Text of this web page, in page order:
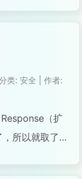
类: 安全
作者:
（扩
所以就取了